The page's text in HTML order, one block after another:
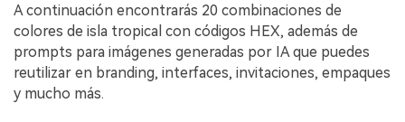
A continuación encontrarás 20 combinaciones de
colores de isla tropical con códigos HEX, además de
prompts para imágenes generadas por IA que puedes
reutilizar en branding, interfaces, invitaciones, empaques
y mucho más.